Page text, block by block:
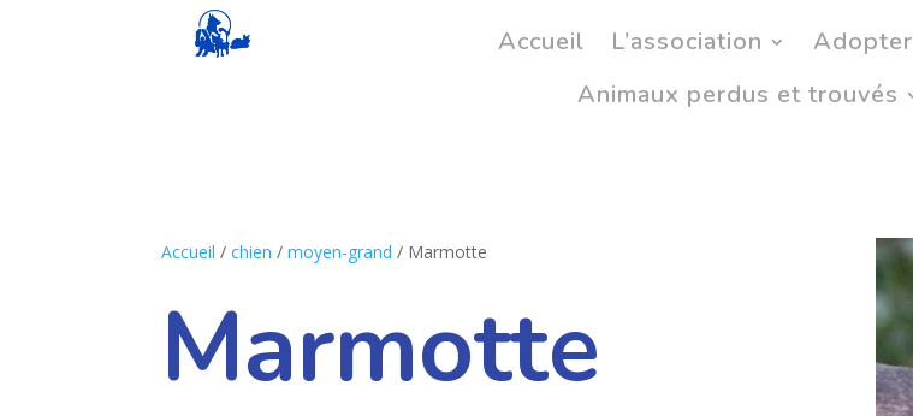
Accueil L’association Adopter
Animaux perdus et trouvés
Accueil /chien /moyen-grand / Marmotte
Marmotte